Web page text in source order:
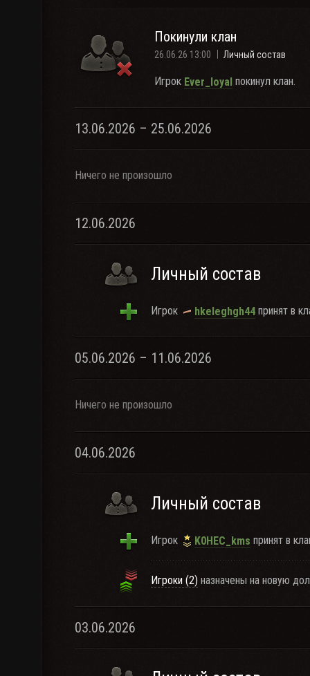
Покинули клан
26.06.26 13:00 Личный состав
Игрок Ever_loyal покинул клан.
13.06.2026 – 25.06.2026
Ничего не произошло
12.06.2026
Личный состав
Игрок hkeleghgh44 принят в
05.06.2026 – 11.06.2026
Ничего не произошло
04.06.2026
Личный состав
Игрок K0HEC_kms принят в
Игроки (2) назначены на новую
03.06.2026